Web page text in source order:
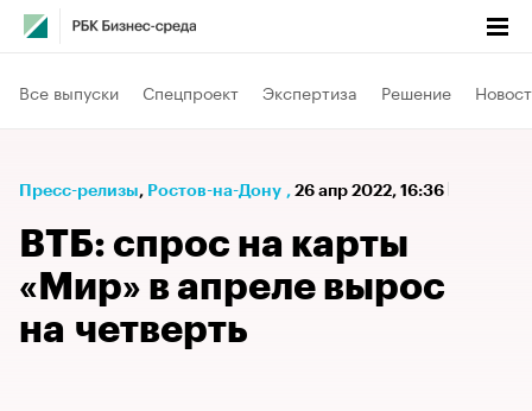
Все выпуски Спецпроект Экспертиза Решение
Пресс-релизы⁠, Ростов-на-Дону , 26 апр 2022, 16:36
ВТБ: спрос на карты
«Мир» в апреле вырос
на четверть